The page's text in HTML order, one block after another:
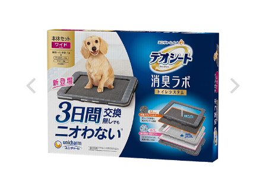
Previous Next